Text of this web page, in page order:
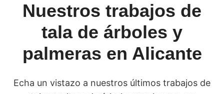
Nuestros trabajos de
tala de árboles y
palmeras en Alicante
Echa un vistazo a nuestros últimos trabajos de